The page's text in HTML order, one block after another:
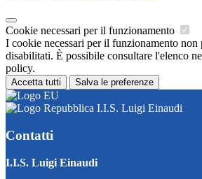
Cookie necessari per il funzionamento
I cookie necessari per il funzionamento non
disabilitati. È possibile consultare l'elenco
policy.
Accetta tutti Salva le preferenze
I.I.S. Luigi Einaudi
Contatti
I.I.S. Luigi Einaudi